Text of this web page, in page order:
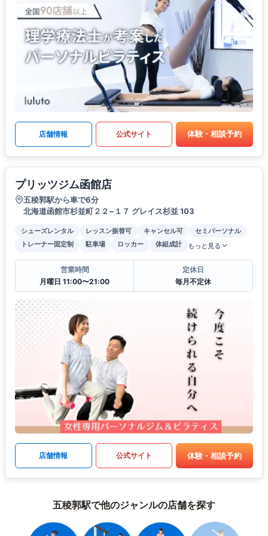
店舗情報 公式サイト 体験・相談予約
プリッツジム函館店
五稜郭駅から車で6分
北海道函館市杉並町２２−１７ グレイス杉並 103
シューズレンタル レッスン振替可 キャンセル可
セミパーソナル
トレーナー固定制
駐車場 ロッカー 体組成計 もっと見る
営業時間
月曜日 11:00〜21:00
定休日
毎月不定休
店舗情報 公式サイト 体験・相談予約
五稜郭駅で他のジャンルの店舗を探す